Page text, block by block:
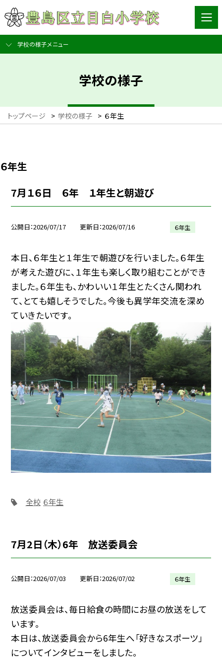
学校の様子メニュー
学校の様子
トップページ > 学校の様子 > ６年生
６年生
7月１６日 ６年 １年生と朝遊び
公開日 2026/07/17 更新日 2026/07/16 ６年生
本日、６年生と１年生で朝遊びを行いました。６年生
が考えた遊びに、１年生も楽しく取り組むことができ
ました。６年生も、かわいい１年生とたくさん関われ
て、とても嬉しそうでした。今後も異学年交流を深め
ていきたいです。
全校 ６年生
7月2日（木）6年 放送委員会
公開日 2026/07/03 更新日 2026/07/02 ６年生
放送委員会は、毎日給食の時間にお昼の放送をして
います。
本日は、放送委員会から6年生へ「好きなスポーツ」
についてインタビューをしました。